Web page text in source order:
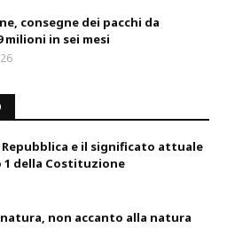
consegne dei pacchi da
milioni in sei mesi
Repubblica e il significato attuale
1 della Costituzione
non accanto alla natura